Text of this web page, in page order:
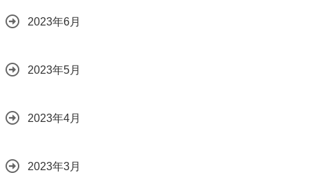
2023年6月
2023年5月
2023年4月
2023年3月